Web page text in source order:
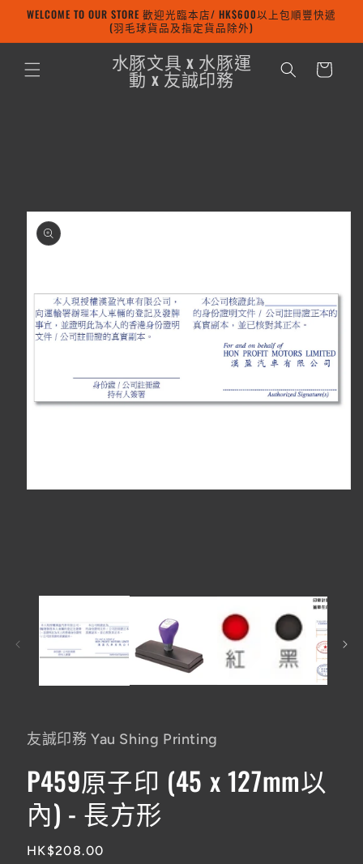
跳至內容
WELCOME TO OUR STORE 歡迎光臨本店/ HK$600以上包順豐快遞
(羽毛球貨品及指定貨品除外)
水豚文具 x 水豚運
動 x 友誠印務
物
友誠印務 Yau Shing Printing
P459原子印 (45 x 127mm以
內) - 長方形
定
HK$208.00